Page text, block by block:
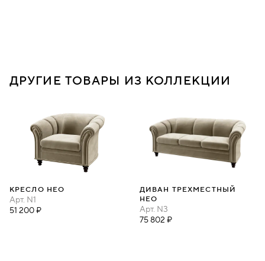
ДРУГИЕ ТОВАРЫ ИЗ КОЛЛЕКЦИИ
КРЕСЛО НЕО
Арт. N1
51 200 ₽
ДИВАН ТРЕХМЕСТНЫЙ
НЕО
Арт. N3
75 802 ₽